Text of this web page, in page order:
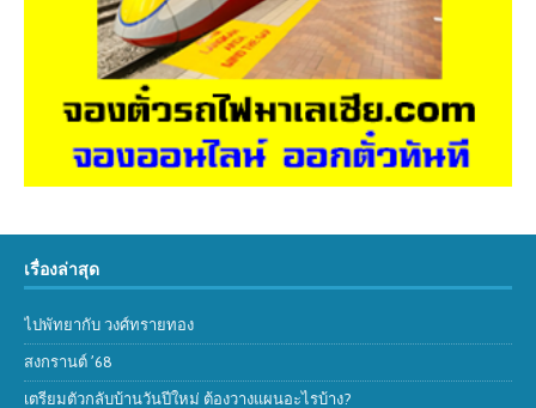
เรื่องล่าสุด
ไปพัทยากับ วงศ์ทรายทอง
สงกรานต์ ’68
เตรียมตัวกลับบ้านวันปีใหม่ ต้องวางแผนอะไรบ้าง?